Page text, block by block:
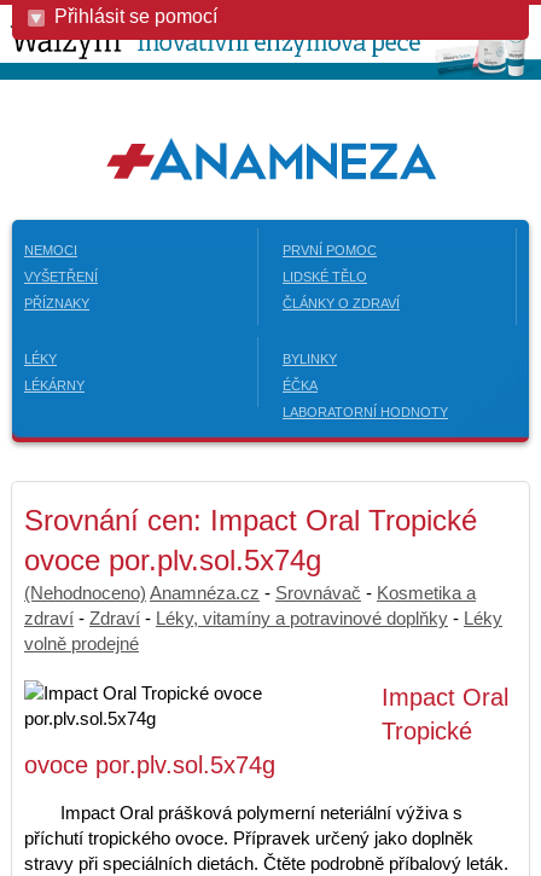
Přihlásit se pomocí
NEMOCI
VYŠETŘENÍ
PŘÍZNAKY
PRVNÍ POMOC
LIDSKÉ TĚLO
ČLÁNKY O ZDRAVÍ
LÉKY
LÉKÁRNY
BYLINKY
ÉČKA
LABORATORNÍ HODNOTY
Srovnání cen: Impact Oral Tropické
ovoce por.plv.sol.5x74g
(Nehodnoceno) Anamnéza.cz - Srovnávač - Kosmetika a
zdraví - Zdraví - Léky, vitamíny a potravinové doplňky - Léky
volně prodejné
Impact Oral
Tropické
ovoce por.plv.sol.5x74g
Impact Oral prášková polymerní neteriální výživa s
příchutí tropického ovoce. Přípravek určený jako doplněk
stravy při speciálních dietách. Čtěte podrobně příbalový leták.